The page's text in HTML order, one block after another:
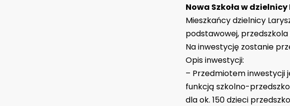
Nowa Szkoła w dzielnicy
Mieszkańcy dzielnicy
podstawowej,
Na inwestycję zostanie
Opis inwestycji:
– Przedmiotem inwestycji
funkcją szkolno-
dla ok. 150 dzieci